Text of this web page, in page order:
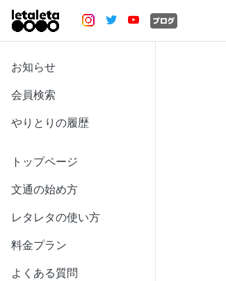
お知らせ
会員検索
やりとりの履歴
トップページ
文通の始め方
レタレタの使い方
料金プラン
よくある質問